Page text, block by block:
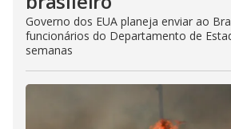
Governo dos EUA planeja enviar ao
funcionários do Departamento de
semanas